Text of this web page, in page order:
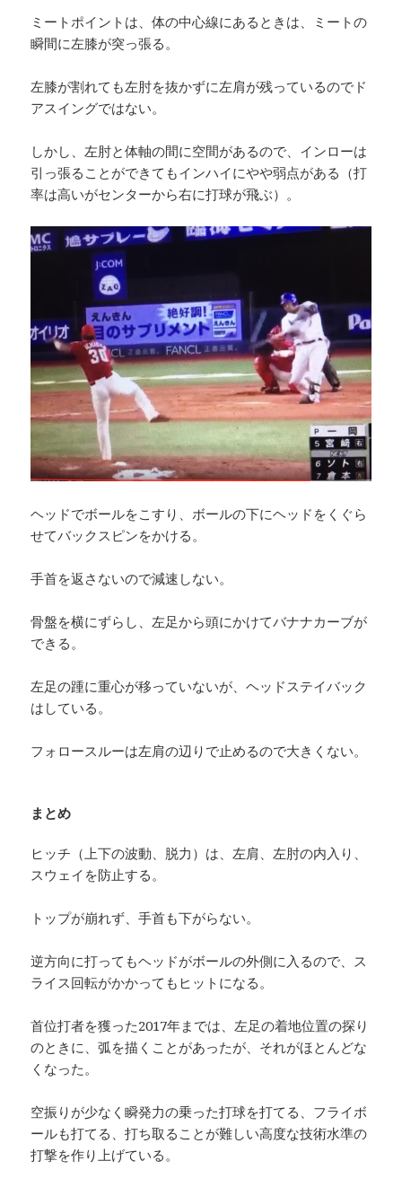
ミートポイントは、体の中心線にあるときは、ミートの
瞬間に左膝が突っ張る。
左膝が割れても左肘を抜かずに左肩が残っているのでド
アスイングではない。
しかし、左肘と体軸の間に空間があるので、インローは
引っ張ることができてもインハイにやや弱点がある（打
率は高いがセンターから右に打球が飛ぶ）。
ヘッドでボールをこすり、ボールの下にヘッドをくぐら
せてバックスピンをかける。
手首を返さないので減速しない。
骨盤を横にずらし、左足から頭にかけてバナナカーブが
できる。
左足の踵に重心が移っていないが、ヘッドステイバック
はしている。
フォロースルーは左肩の辺りで止めるので大きくない。
まとめ
ヒッチ（上下の波動、脱力）は、左肩、左肘の内入り、
スウェイを防止する。
トップが崩れず、手首も下がらない。
逆方向に打ってもヘッドがボールの外側に入るので、ス
ライス回転がかかってもヒットになる。
首位打者を獲った2017年までは、左足の着地位置の探り
のときに、弧を描くことがあったが、それがほとんどな
くなった。
空振りが少なく瞬発力の乗った打球を打てる、フライボ
ールも打てる、打ち取ることが難しい高度な技術水準の
打撃を作り上げている。